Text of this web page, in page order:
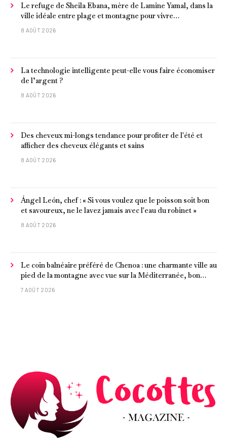
Le refuge de Sheila Ebana, mère de Lamine Yamal, dans la
ville idéale entre plage et montagne pour vivre
tranquillement près de Barcelone
8 AOÛT 2026
La technologie intelligente peut-elle vous faire économiser
de l’argent ?
8 AOÛT 2026
Des cheveux mi-longs tendance pour profiter de l'été et
afficher des cheveux élégants et sains
8 AOÛT 2026
Ángel León, chef : « Si vous voulez que le poisson soit bon
et savoureux, ne le lavez jamais avec l'eau du robinet »
8 AOÛT 2026
Le coin balnéaire préféré de Chenoa : une charmante ville au
pied de la montagne avec vue sur la Méditerranée, bon
poisson et criques isolées
7 AOÛT 2026